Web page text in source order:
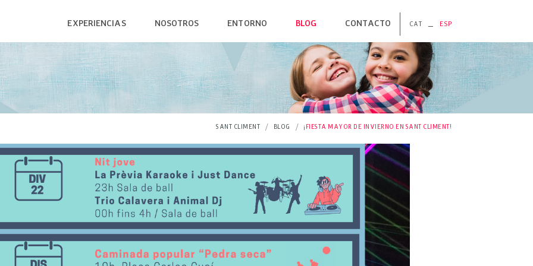
EXPERIENCIAS
SANT CLIMENT
RUTA MEGALÍTICA
CICLISMO
LA PASSIÓ DE SANT CLIMENT
NOSOTROS
RESTAURACIÓN
ALOJAMIENTO
PRODUCTO LOCAL
ENTORNO
L'EMPORDÀ
MUSEOS
BLOG CONTACTO CAT _ ESP
SANT CLIMENT BLOG ¡FIESTA MAYOR DE INVIERNO EN SANT CLIMENT!